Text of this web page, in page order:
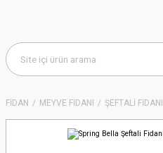
FİDAN MEYVE FİDANI ŞEFTALİ FİDANI